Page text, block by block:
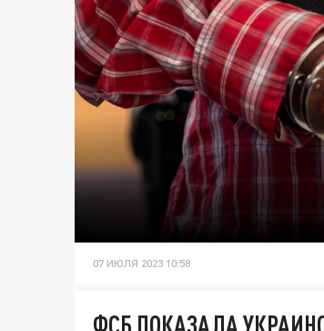
07 ИЮЛЯ 2023 10:58